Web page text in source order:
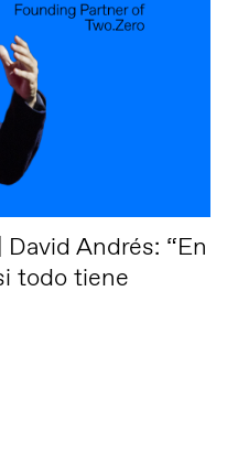
Andrés: “En
todo tiene